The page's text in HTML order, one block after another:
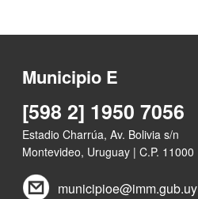
Municipio E
[598 2] 1950 7056
Estadio Charrúa, Av. Bolivia s/n
Montevideo, Uruguay | C.P. 11000
municipioe@imm.gub.uy